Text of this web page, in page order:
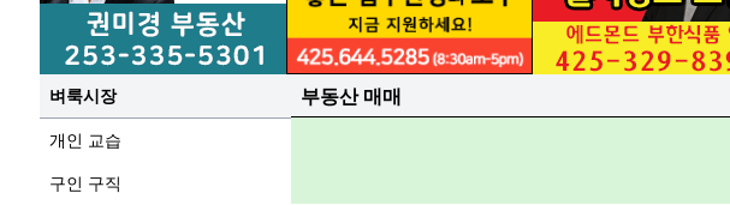
벼룩시장
개인 교습
구인 구직
부동산 매매